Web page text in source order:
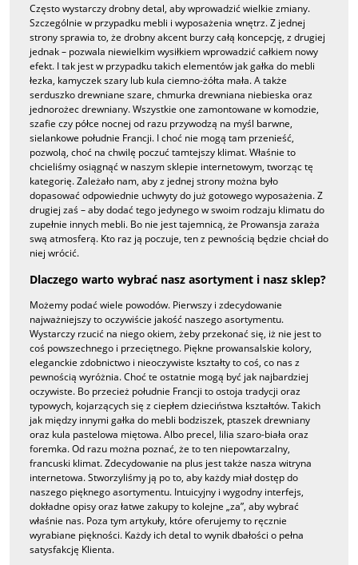
Często wystarczy drobny detal, aby wprowadzić wielkie zmiany.
Szczególnie w przypadku mebli i wyposażenia wnętrz. Z jednej
strony sprawia to, że drobny akcent burzy całą koncepcję, z drugiej
jednak – pozwala niewielkim wysiłkiem wprowadzić całkiem nowy
efekt. I tak jest w przypadku takich elementów jak gałka do mebli
łezka, kamyczek szary lub kula ciemno-żółta mała. A także
serduszko drewniane szare, chmurka drewniana niebieska oraz
jednorożec drewniany. Wszystkie one zamontowane w komodzie,
szafie czy półce nocnej od razu przywodzą na myśl barwne,
sielankowe południe Francji. I choć nie mogą tam przenieść,
pozwolą, choć na chwilę poczuć tamtejszy klimat. Właśnie to
chcieliśmy osiągnąć w naszym sklepie internetowym, tworząc tę
kategorię. Zależało nam, aby z jednej strony można było
dopasować odpowiednie uchwyty do już gotowego wyposażenia. Z
drugiej zaś – aby dodać tego jedynego w swoim rodzaju klimatu do
zupełnie innych mebli. Bo nie jest tajemnicą, że Prowansja zaraża
swą atmosferą. Kto raz ją poczuje, ten z pewnością będzie chciał do
niej wrócić.
Dlaczego warto wybrać nasz asortyment i nasz sklep?
Możemy podać wiele powodów. Pierwszy i zdecydowanie
najważniejszy to oczywiście jakość naszego asortymentu.
Wystarczy rzucić na niego okiem, żeby przekonać się, iż nie jest to
coś powszechnego i przeciętnego. Piękne prowansalskie kolory,
eleganckie zdobnictwo i nieoczywiste kształty to coś, co nas z
pewnością wyróżnia. Choć te ostatnie mogą być jak najbardziej
oczywiste. Bo przecież południe Francji to ostoja tradycji oraz
typowych, kojarzących się z ciepłem dzieciństwa kształtów. Takich
jak między innymi gałka do mebli bodziszek, ptaszek drewniany
oraz kula pastelowa miętowa. Albo precel, lilia szaro-biała oraz
foremka. Od razu można poznać, że to ten niepowtarzalny,
francuski klimat. Zdecydowanie na plus jest także nasza witryna
internetowa. Stworzyliśmy ją po to, aby każdy miał dostęp do
naszego pięknego asortymentu. Intuicyjny i wygodny interfejs,
dokładne opisy oraz łatwe zakupy to kolejne „za”, aby wybrać
właśnie nas. Poza tym artykuły, które oferujemy to ręcznie
wyrabiane piękności. Każdy ich detal to wynik dbałości o pełna
satysfakcję Klienta.